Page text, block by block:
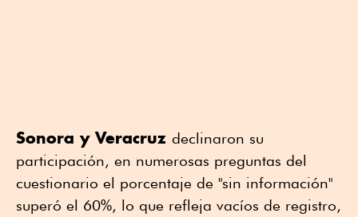
Sonora y Veracruz declinaron su
participación, en numerosas preguntas del
cuestionario el porcentaje de "sin información"
superó el 60%, lo que refleja vacíos de registro,